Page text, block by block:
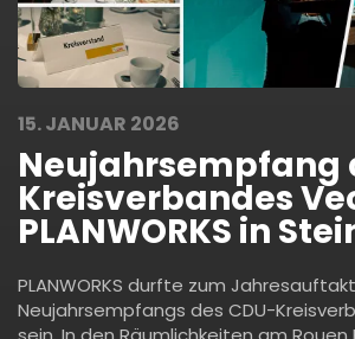
15. JANUAR 2026
Neujahrsempfang
Kreisverbandes
PLANWORKS in
PLANWORKS durfte zum
Neujahrsempfangs des CDU-